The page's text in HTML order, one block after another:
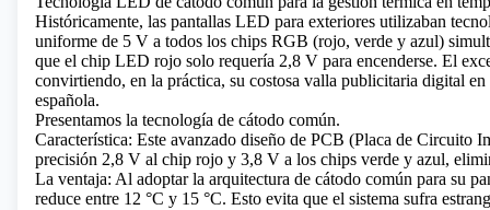
Históricamente, las pantallas LED para exteriores utilizaban
uniforme de 5 V a todos los chips RGB (rojo, verde y azul)
que el chip LED rojo solo requería 2,8 V para encenderse. El
convirtiendo, en la práctica, su costosa valla publicitaria digital
española.
Presentamos la tecnología de cátodo común.
Característica: Este avanzado diseño de PCB (Placa de Circuito
precisión 2,8 V al chip rojo y 3,8 V a los chips verde y azul,
La ventaja: Al adoptar la arquitectura de cátodo común para su
reduce entre 12 °C y 15 °C. Esto evita que el sistema sufra